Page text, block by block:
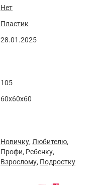
Нет
Пластик
28.01.2025
105
60x60x60
Новичку, Любителю,
Профи, Ребенку,
Взрослому, Подростку